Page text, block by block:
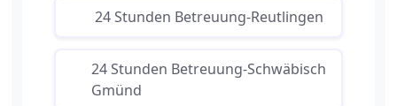
24 Stunden Betreuung-Reutlingen
24 Stunden Betreuung-Schwäbisch
Gmünd